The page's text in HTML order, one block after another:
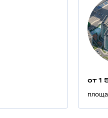
от 1